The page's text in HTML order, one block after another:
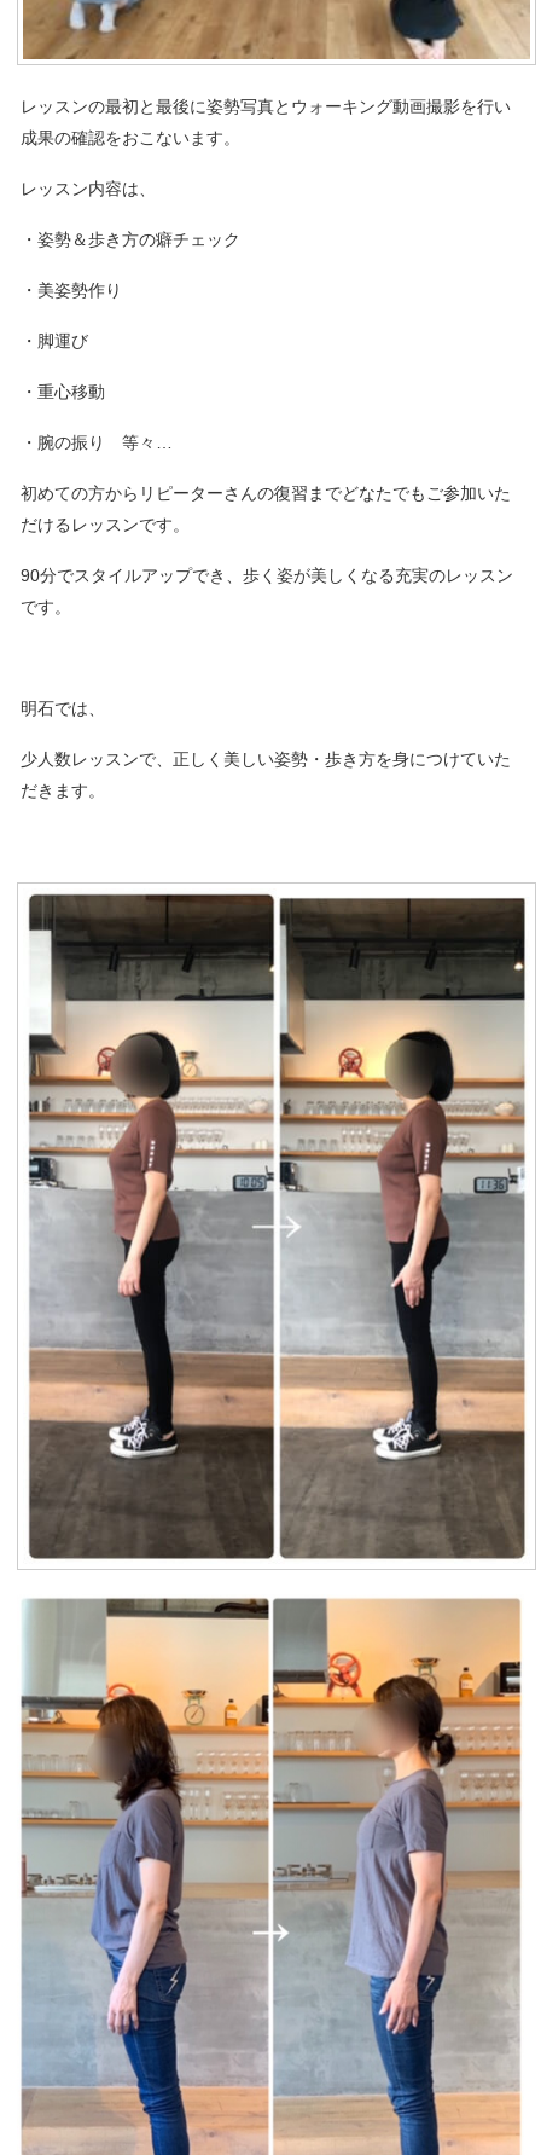
レッスンの最初と最後に姿勢写真とウォーキング動画撮影を行い
成果の確認をおこないます。
レッスン内容は、
・姿勢＆歩き方の癖チェック
・美姿勢作り
・脚運び
・重心移動
・腕の振り 等々…
初めての方からリピーターさんの復習までどなたでもご参加いた
だけるレッスンです。
90分でスタイルアップでき、歩く姿が美しくなる充実のレッスン
です。
明石では、
少人数レッスンで、正しく美しい姿勢・歩き方を身につけていた
だきます。